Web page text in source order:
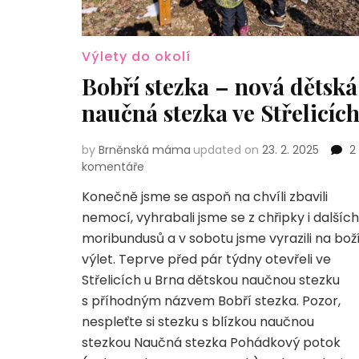
Výlety do okolí
Bobří stezka – nová dětská
naučná stezka ve Střelicích
by Brněnská máma updated on 23. 2. 2025
2
komentáře
s
názvem
Bobří
stezka
–
nová
dětská
naučná
stezka
ve
Konečně jsme se aspoň na chvíli zbavili
nemocí, vyhrabali jsme se z chřipky i dalších
moribundusů a v sobotu jsme vyrazili na
výlet. Teprve před pár týdny otevřeli ve
Střelicích u Brna dětskou naučnou stezku
s příhodným názvem Bobří stezka. Pozor,
nespleťte si stezku s blízkou naučnou
stezkou Naučná stezka Pohádkový potok